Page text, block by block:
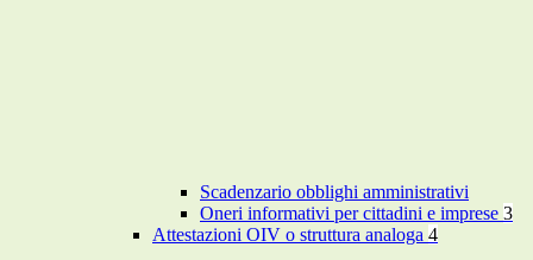
Scadenzario obblighi amministrativi
Oneri informativi per cittadini e imprese 3
Attestazioni OIV o struttura analoga 4